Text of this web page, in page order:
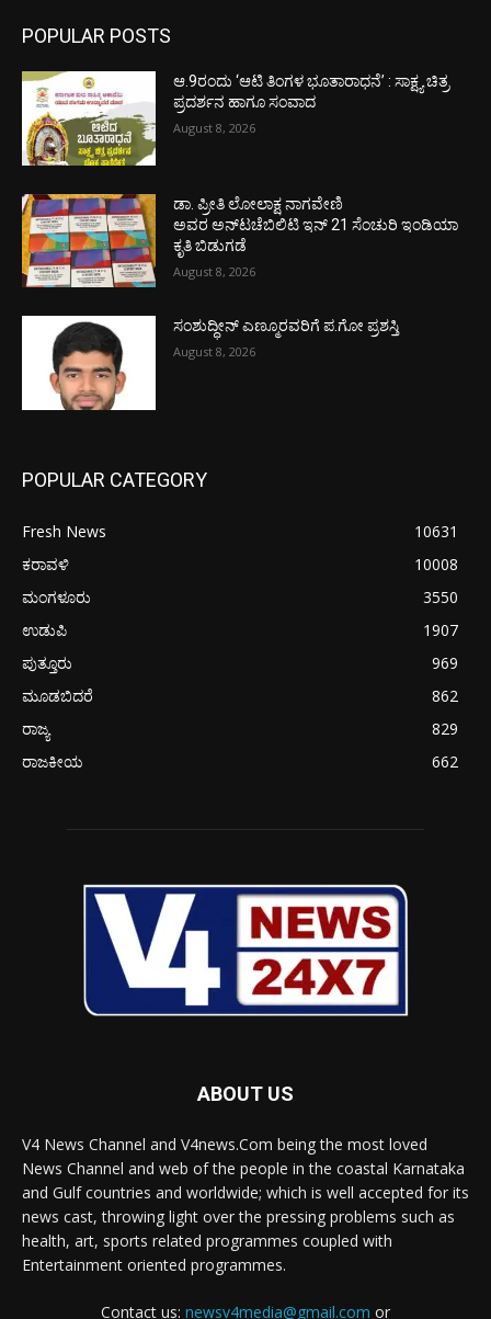
POPULAR POSTS
ಆ.9ರಂದು ‘ಆಟಿ ತಿಂಗಳ ಭೂತಾರಾಧನೆ’ : ಸಾಕ್ಷ್ಯ ಚಿತ್ರ
ಪ್ರದರ್ಶನ ಹಾಗೂ ಸಂವಾದ
August 8, 2026
ಡಾ. ಪ್ರೀತಿ ಲೋಲಾಕ್ಷ ನಾಗವೇಣಿ
ಅವರ ಅನ್‌ಟಚೆಬಿಲಿಟಿ ಇನ್ 21 ಸೆಂಚುರಿ ಇಂಡಿಯಾ
ಕೃತಿ ಬಿಡುಗಡೆ
August 8, 2026
ಸಂಶುದ್ಧೀನ್ ಎಣ್ಮೂರವರಿಗೆ ಪ.ಗೋ ಪ್ರಶಸ್ತಿ
August 8, 2026
POPULAR CATEGORY
Fresh News
10631
ಕರಾವಳಿ
10008
ಮಂಗಳೂರು
3550
ಉಡುಪಿ
1907
ಪುತ್ತೂರು
969
ಮೂಡಬಿದರೆ
862
ರಾಜ್ಯ
829
ರಾಜಕೀಯ
662
ABOUT US
V4 News Channel and V4news.Com being the most loved
News Channel and web of the people in the coastal Karnataka
and Gulf countries and worldwide; which is well accepted for its
news cast, throwing light over the pressing problems such as
health, art, sports related programmes coupled with
Entertainment oriented programmes.
Contact us: newsv4media@gmail.com or